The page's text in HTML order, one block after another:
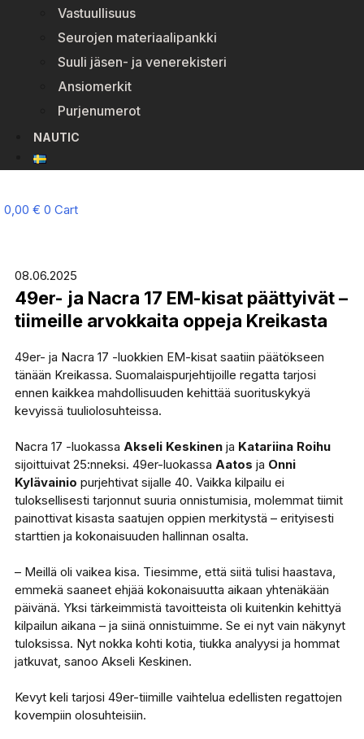
Vastuullisuus
Seurojen materiaalipankki
Suuli jäsen- ja venerekisteri
Ansiomerkit
Purjenumerot
NAUTIC
0,00 € 0 Cart
08.06.2025
49er- ja Nacra 17 EM-kisat päättyivät –
tiimeille arvokkaita oppeja Kreikasta
49er- ja Nacra 17 -luokkien EM-kisat saatiin päätökseen
tänään Kreikassa. Suomalaispurjehtijoille regatta tarjosi
ennen kaikkea mahdollisuuden kehittää suorituskykyä
kevyissä tuuliolosuhteissa.
Nacra 17 -luokassa Akseli Keskinenja Katariina Roihu
sijoittuivat 25:nneksi. 49er-luokassa Aatos ja Onni
Kylävainio purjehtivat sijalle 40. Vaikka kilpailu ei
tuloksellisesti tarjonnut suuria onnistumisia, molemmat tiimit
painottivat kisasta saatujen oppien merkitystä – erityisesti
starttien ja kokonaisuuden hallinnan osalta.
– Meillä oli vaikea kisa. Tiesimme, että siitä tulisi haastava,
emmekä saaneet ehjää kokonaisuutta aikaan yhtenäkään
päivänä. Yksi tärkeimmistä tavoitteista oli kuitenkin kehittyä
kilpailun aikana – ja siinä onnistuimme. Se ei nyt vain näkynyt
tuloksissa. Nyt nokka kohti kotia, tiukka analyysi ja hommat
jatkuvat, sanoo Akseli Keskinen.
Kevyt keli tarjosi 49er-tiimille vaihtelua edellisten regattojen
kovempiin olosuhteisiin.